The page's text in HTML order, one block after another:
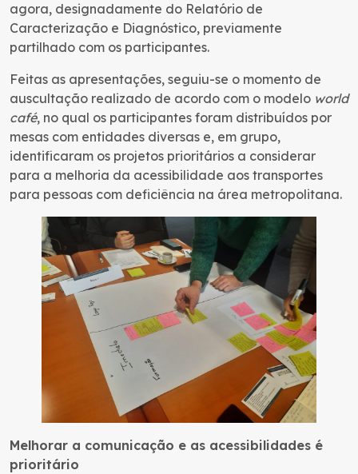
agora, designadamente do Relatório de
Caracterização e Diagnóstico, previamente
partilhado com os participantes.
Feitas as apresentações, seguiu-se o momento de
auscultação realizado de acordo com o modelo world
café, no qual os participantes foram distribuídos por
mesas com entidades diversas e, em grupo,
identificaram os projetos prioritários a considerar
para a melhoria da acessibilidade aos transportes
para pessoas com deficiência na área metropolitana.
Melhorar a comunicação e as acessibilidades é
prioritário